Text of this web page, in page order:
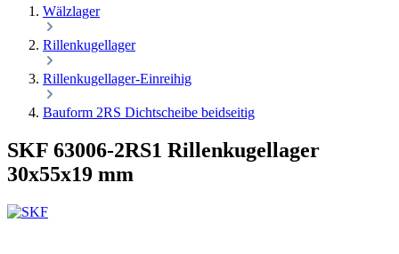
Wälzlager
Rillenkugellager
Rillenkugellager-Einreihig
Bauform 2RS Dichtscheibe beidseitig
SKF 63006-2RS1 Rillenkugellager
30x55x19 mm